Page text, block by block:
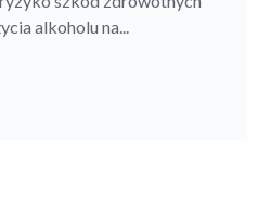
alkoholu na...